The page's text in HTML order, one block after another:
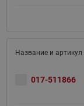
017-511866